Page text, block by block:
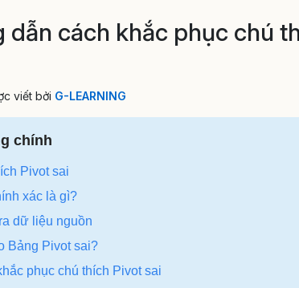
dẫn cách khắc phục chú
viết bởi G-LEARNING
chính
Pivot sai
xác là gì?
dữ liệu nguồn
Bảng Pivot sai?
phục chú thích Pivot sai